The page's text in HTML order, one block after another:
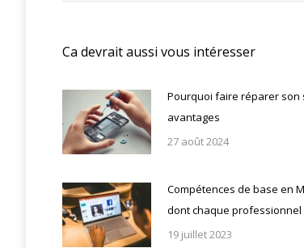
Ca devrait aussi vous intéresser
Pourquoi faire réparer son
avantages
27 août 2024
Compétences de base en
dont chaque professionnel
19 juillet 2023